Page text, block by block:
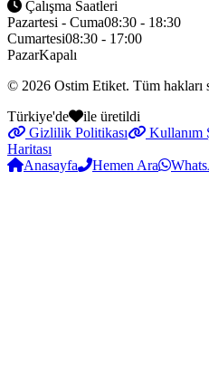
Çalışma Saatleri
Pazartesi - Cuma08:30 - 18:30
Cumartesi08:30 - 17:00
PazarKapalı
© 2026 Ostim Etiket. Tüm hakları
Türkiye'de
ile üretildi
Gizlilik Politikası
Kullanım
Haritası
Anasayfa
Hemen Ara